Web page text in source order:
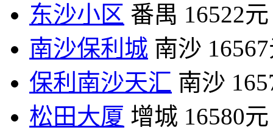
东沙小区 番禺 16522元
南沙保利城 南沙
保利南沙天汇 南沙
松田大厦 增城 16580元